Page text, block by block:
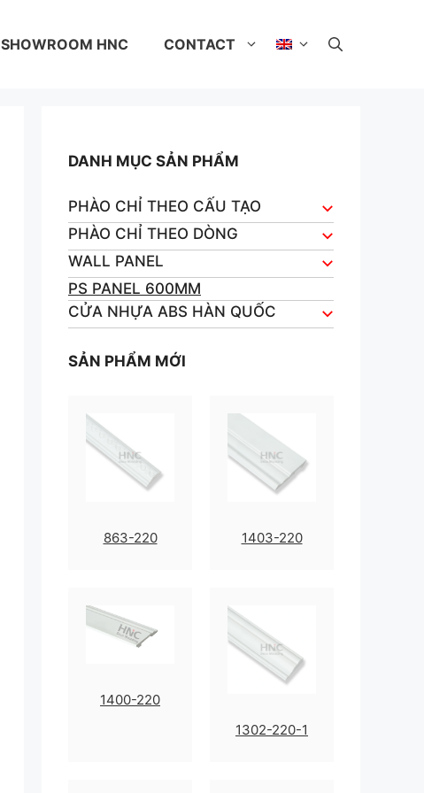
SHOWROOM HNC CONTACT
DANH MỤC SẢN PHẨM
PHÀO CHỈ THEO CẤU TẠO
PHÀO CHỈ THEO DÒNG
WALL PANEL
PS PANEL 600MM
CỬA NHỰA ABS HÀN QUỐC
SẢN PHẨM MỚI
863-220 1403-220
1400-220
1302-220-1